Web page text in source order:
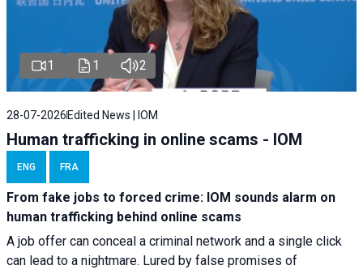
1 1 2
28-07-2026Edited News | IOM
Human trafficking in online scams - IOM
ENG FRA
From fake jobs to forced crime: IOM sounds alarm on
human trafficking behind online scams
A job offer can conceal a criminal network and a single click
can lead to a nightmare. Lured by false promises of